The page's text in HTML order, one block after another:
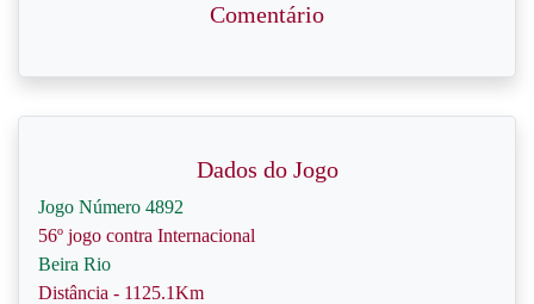
Comentário
Dados do Jogo
Jogo Número 4892
56º jogo contra Internacional
Beira Rio
Distância - 1125.1Km